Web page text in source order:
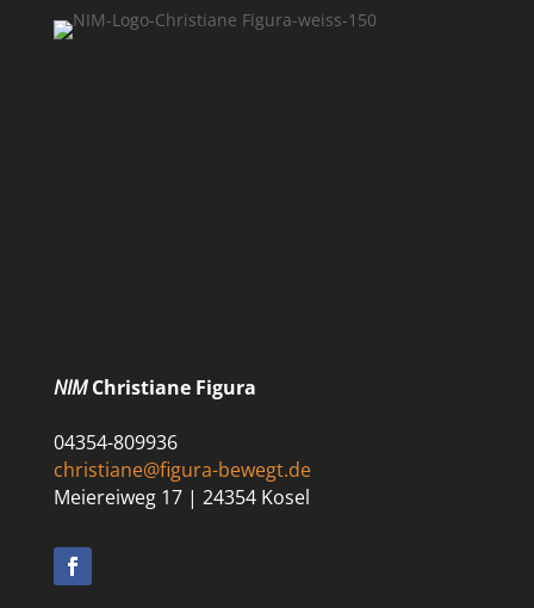
NIMChristiane Figura
04354-809936
christiane@figura-bewegt.de
Meiereiweg 17 | 24354 Kosel